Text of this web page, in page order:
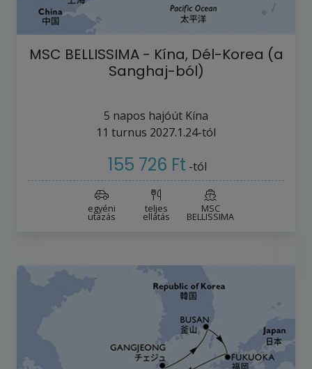
MSC BELLISSIMA - Kína, Dél-Korea (a
Sanghaj-ból)
5 napos hajóút Kína
11 turnus 2027.1.24-tól
155 726 Ft -tól
egyéni
utazás
teljes
ellátás
MSC
BELLISSIMA